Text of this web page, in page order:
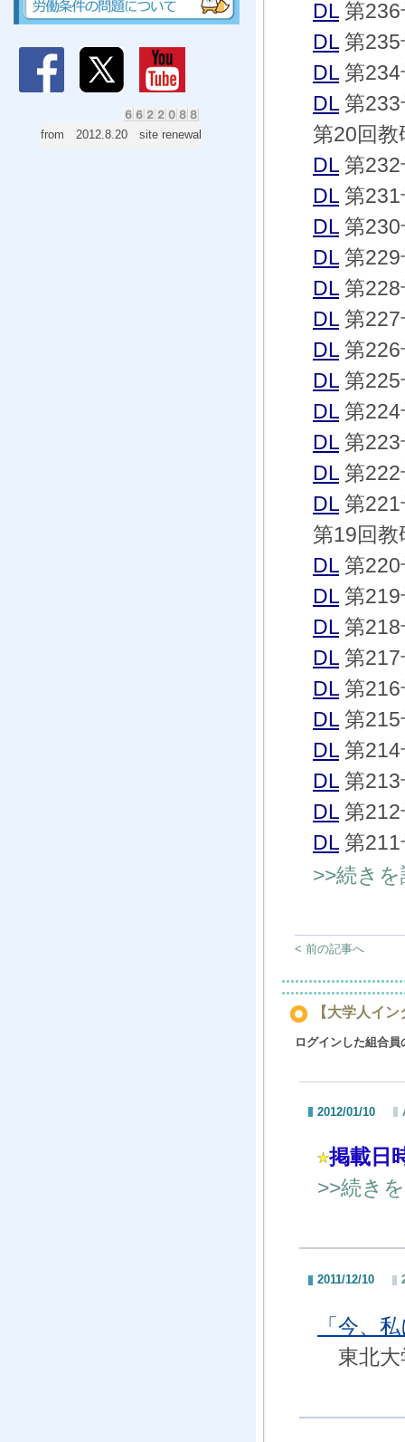
from 2012.8.20 site renewal
DL 第
DL 第
DL 第
DL 第
第20回
DL 第
DL 第
DL 第
DL 第
DL 第
DL 第
DL 第
DL 第
DL 第
DL 第
DL 第
DL 第
第19回
DL 第
DL 第
DL 第
DL 第
DL 第
DL 第
DL 第
DL 第
DL 第
DL 第
>>続き
< 前の記事へ
【大学人イ
ログインした組合
2012/01/10
掲載日
>>続き
2011/12/10
「今、
東北大